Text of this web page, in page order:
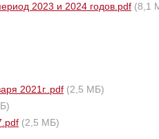
2023 и 2024 годов.pdf (8,1
2021г..pdf (2,5 МБ)
(2,5 МБ)